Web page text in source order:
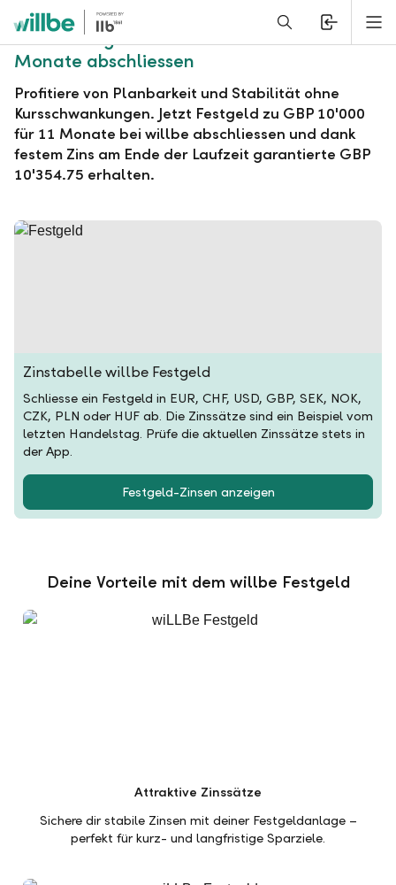
Alerts.Headline
willbe Festgeld zu GBP 10'000 für 11
Monate abschliessen
Profitiere von Planbarkeit und Stabilität ohne
Kursschwankungen. Jetzt Festgeld zu GBP 10'000
für 11 Monate bei willbe abschliessen und dank
festem Zins am Ende der Laufzeit garantierte GBP
10'354.75 erhalten.
Zinstabelle willbe Festgeld
Schliesse ein Festgeld in EUR, CHF, USD, GBP, SEK, NOK,
CZK, PLN oder HUF ab. Die Zinssätze sind ein Beispiel vom
letzten Handelstag. Prüfe die aktuellen Zinssätze stets in
der App.
Festgeld-Zinsen anzeigen
Deine Vorteile mit dem willbe Festgeld
Attraktive Zinssätze
Sichere dir stabile Zinsen mit deiner Festgeldanlage –
perfekt für kurz- und langfristige Sparziele.